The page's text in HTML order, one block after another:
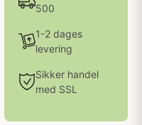
500
1-2 dages
levering
Sikker handel
med SSL